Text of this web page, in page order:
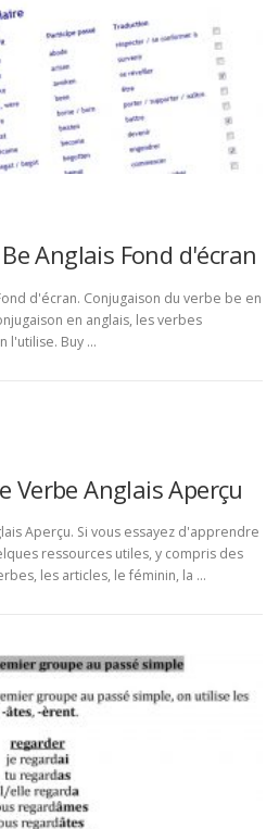
Anglais Fond d'écran
d'écran. Conjugaison du verbe be en
en anglais, les verbes
l'utilise. Buy …
Verbe Anglais Aperçu
Aperçu. Si vous essayez d'apprendre
ressources utiles, y compris des
les articles, le féminin, la …